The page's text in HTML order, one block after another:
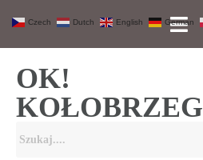
OK!
KOŁOBRZEG
Czech Dutch English German